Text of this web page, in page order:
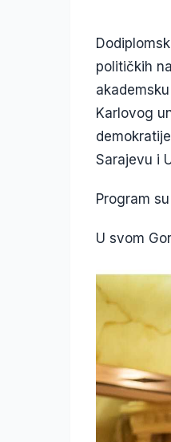
političkih
Karlovog
Sarajevu i
Program
U svom